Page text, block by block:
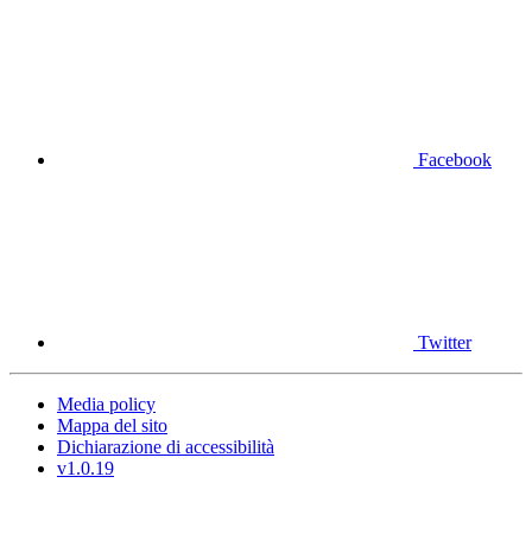
Facebook
Twitter
Media policy
Mappa del sito
Dichiarazione di accessibilità
v1.0.19